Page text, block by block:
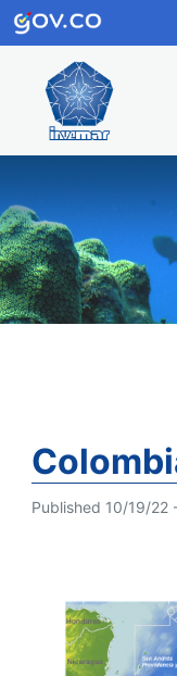
Published 10/19/22